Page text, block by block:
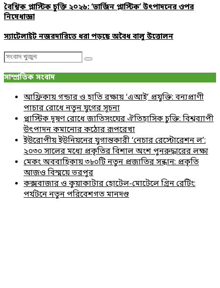
বৈশ্বিক প্লাস্টিক চুক্তি ২০২৬: ‘ভার্জিন প্লাস্টিক’ উৎপাদনের ওপর
নিষেধাজ্ঞা
স্যাটেলাইট নজরদারিতে ধরা পড়ছে অবৈধ বালু উত্তোলন
Search
Search
সাম্প্রতিক সংবাদ
আফ্রিকায় গন্ডার ও হাতি রক্ষায় ‘এআই’ প্রযুক্তি: বন্যপ্রাণী
পাচার রোধে নতুন যুগের সূচনা
প্লাস্টিক দূষণ রোধে জাতিসংঘের ঐতিহাসিক চুক্তি: বিশ্বব্যাপী
উৎপাদন কমানোর কঠোর রূপরেখা
ইউরোপীয় ইউনিয়নের যুগান্তকারী ‘নেচার রেস্টোরেশন ল’:
২০৩০ সালের মধ্যে প্রকৃতির বিশাল অংশ পুনরুদ্ধারের লক্ষ্য
মেকং অববাহিকায় ৩৮০টি নতুন প্রজাতির সন্ধান: প্রকৃতি
আজও বিস্ময়ে ভরপুর
কক্সবাজার ও কুয়াকাটার হোটেল-মোটেলে গ্রিন রেটিং:
পর্যটনে নতুন পরিবেশগত মানদণ্ড